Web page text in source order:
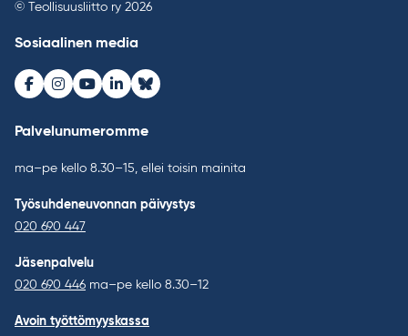
© Teollisuusliitto ry 2026
Sosiaalinen media
Facebook
Instagram
Youtube
LinkedInBluesky
Palvelunumeromme
ma–pe kello 8.30–15, ellei toisin mainita
Työsuhdeneuvonnan päivystys
020 690 447
Jäsenpalvelu
020 690 446 ma–pe kello 8.30–12
Avoin työttömyyskassa